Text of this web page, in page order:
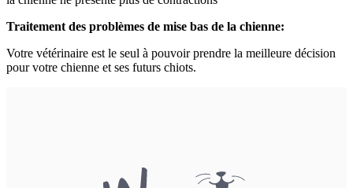
Traitement des problèmes de mise bas de la chienne:
Votre vétérinaire est le seul à pouvoir prendre la meilleure décision
pour votre chienne et ses futurs chiots.